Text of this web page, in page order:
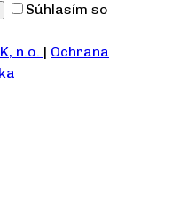
Súhlasím so
n.o. | Ochrana